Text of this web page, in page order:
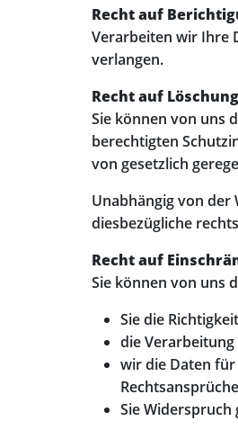
Recht auf
Verarbeiten wir Ihre
verlangen.
Recht auf
Sie können von uns
berechtigten
von gesetzlich
Unabhängig von der
diesbezügliche
Recht auf
Sie können von uns
Sie die
die
wir die Daten für
Sie Widerspruch